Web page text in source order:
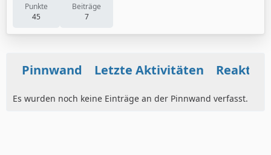
Punkte
45
Beiträge
7
Pinnwand Letzte Aktivitäten
Es wurden noch keine Einträge an der Pinnwand verfasst.